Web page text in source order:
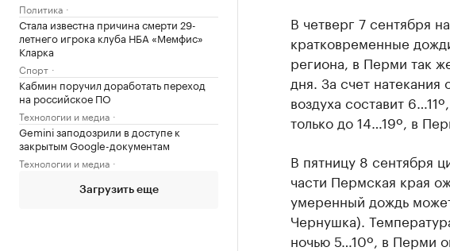
Политика
Стала известна причина смерти 29-
летнего игрока клуба НБА «Мемфис»
Кларка
Спорт
Кабмин поручил доработать переход
на российское ПО
Технологии и медиа
Gemini заподозрили в доступе к
закрытым Google-документам
Технологии и медиа
Загрузить еще
В четверг 7 сентября
кратковременные
региона, в Перми так
дня. За счет
воздуха составит
только до 14…19º, в
В пятницу 8 сентября
части Пермская края
умеренный дождь
Чернушка).
ночью 5…10º, в Перми